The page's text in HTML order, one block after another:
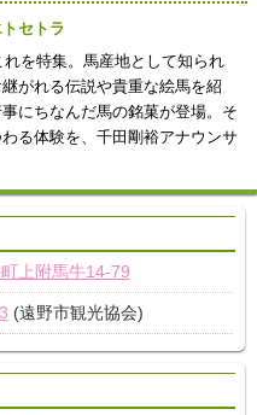
セトラ
を特集。馬産地として知られ
がれる伝説や貴重な絵馬を紹
にちなんだ馬の銘菓が登場。そ
る体験を、千田剛裕アナウンサ
上附馬牛14-79
(遠野市観光協会)